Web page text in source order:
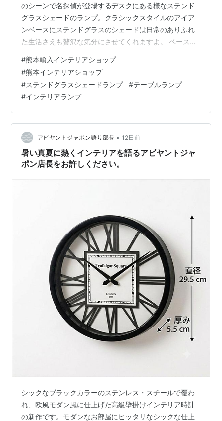
のシーンで名探偵が登場するデスクにある様なステンド
グラスシェードのランプ。クラシックスタイルのアイア
ンベースにステンドグラスのシェードは日常のありふれ
た生活さえも贅沢な気分にさせてくれますよ。 ベース
感溢れるランプです。クラシックな高級ホテルにある様
な・・・正にホテルライフインテリアとして活躍してく
れます。大切なお客様をお迎えする機会におもてなしの
気持ちを現してくれる素敵なインテリアアイテムです。
ちょっと明りが欲しい時や、雰囲気つくりには欠かせな
いテーブルランプ。1つはお部屋に置いてみたいもので…
#熊本輸入インテリアショップ
#熊本インテリアショップ
#ステンドグラスシェードランプ #テーブルランプ
#インテリアランプ
アビヤントジャポン語り部長 • 12日前
暑い真夏に熱くインテリアを語るアビヤントジャ
ポン店長をお許しください。
シックなブラックカラーのステンレス・スチールで覆わ
れ、欧風モダン風に仕上げた高級壁掛けインテリア時計
の新作です。モダンなお部屋にピッタリなシックな仕上